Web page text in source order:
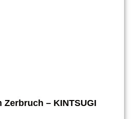
– KINTSUGI